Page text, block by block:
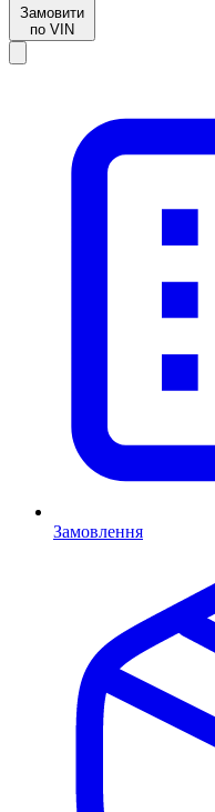
Замовити
по VIN
Замовлення